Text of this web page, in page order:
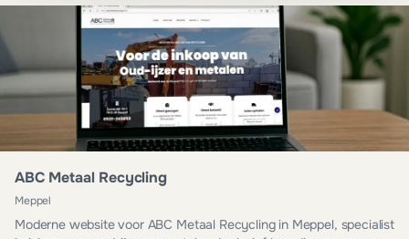
ABC Metaal Recycling
Meppel
Moderne website voor ABC Metaal Recycling in Meppel, specialist